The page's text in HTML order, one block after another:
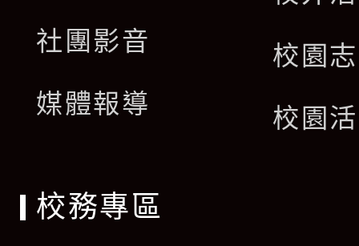
社團影音
媒體報導
校園
校園
校務專區